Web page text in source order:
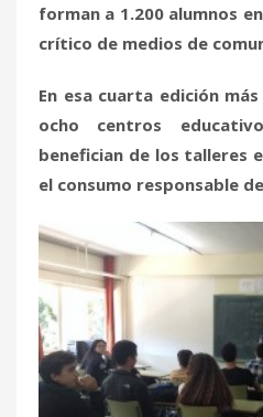
forman a 1.200 alumnos
crítico de medios de
En esa cuarta edición
ocho centros
benefician de los talleres
el consumo responsable